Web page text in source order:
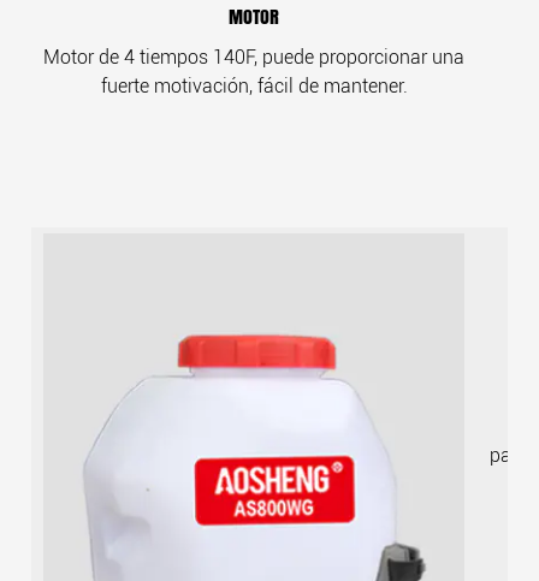
MOTOR
Motor de 4 tiempos 140F, puede proporcionar una
fuerte motivación, fácil de mantener.